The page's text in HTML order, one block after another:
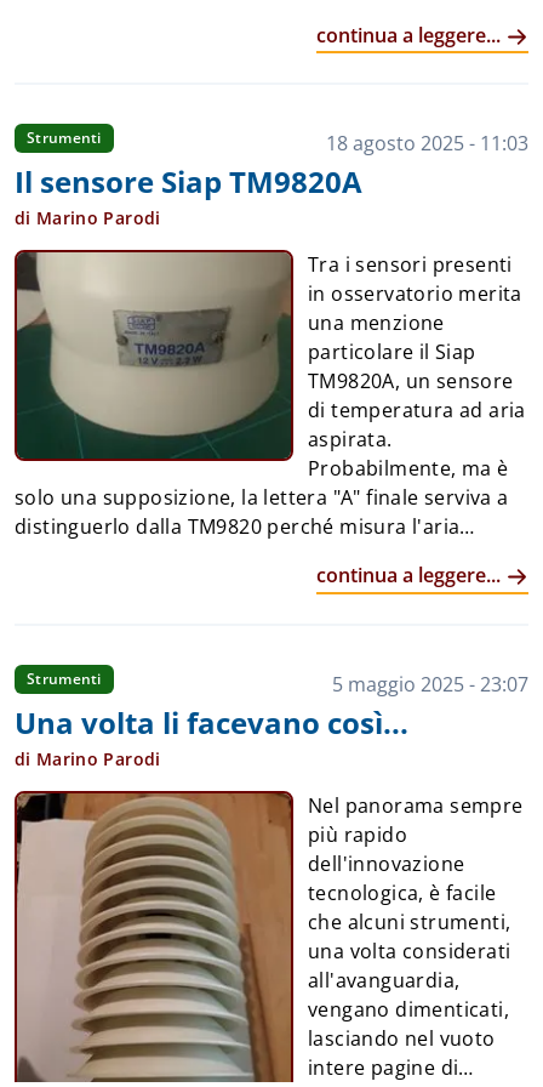
decodifica di protocollo integrata.Figura 1: Analisi di
sensori comunicano con la centrale DCP secondo
una logica di interrogazione: la centrale interroga
singolarmente ogni sensore e ciascun dispositivo
risponde a turno sullo stesso bus, evitando collisioni.
Il bus è composto da quattro conduttori:
Figura 2:
Morsettiera esterna alla DCP (notare connettori con legenda ...
continua a leggere...
Strumenti 18 agosto 2025 - 11:03
Il sensore Siap TM9820A
di Marino Parodi
Tra i sensori presenti
in osservatorio merita
una menzione
particolare il Siap
TM9820A, un sensore
di temperatura ad aria
aspirata.
Probabilmente, ma è
solo una supposizione, la lettera "A" finale serviva a
distinguerlo dalla TM9820 perché misura l'aria
Progettato per essere collegato alla DCP, in modo
dai primi mesi del 1994. Fig. 1 il sensore allo stato
attuale Fig.2 Il sensore con la copertura superiore
rimossa Con il passare degli anni, però, il TM9820A
ha subito in maniera evidente gli effetti del tempo e
degli agenti atmosferici, presentandosi oggi in
condizioni piuttosto compromesse rispetto ad altri
strumenti della stessa epoca. Fig.3 Condizioni iniziali
ancora.. Fig.4 alloggia...
continua a leggere...
Strumenti 5 maggio 2025 - 23:07
Una volta li facevano così...
di Marino Parodi
Nel panorama sempre
più rapido
dell'innovazione
tecnologica, è facile
che alcuni strumenti,
una volta considerati
all'avanguardia,
vengano dimenticati,
lasciando nel vuoto
intere pagine di